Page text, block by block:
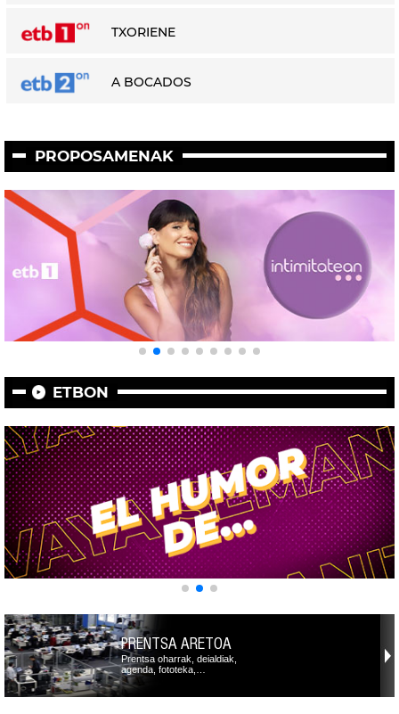
TXORIENE
A BOCADOS
PROPOSAMENAK
ETBON
PRENTSA ARETOA
Prentsa oharrak, deialdiak,
agenda, fototeka,…